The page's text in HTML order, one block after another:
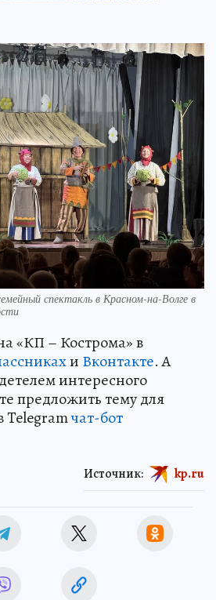
спектакль в Красном-на-Волге в
«КП – Кострома» в
и Вконтакте. А
интересного
предложить тему для
Telegramчат-бот
Источник: kp.ru